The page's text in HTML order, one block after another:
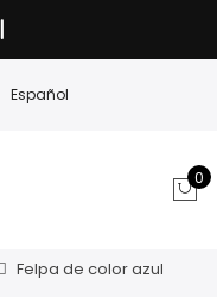
Español
0
Felpa de color azul